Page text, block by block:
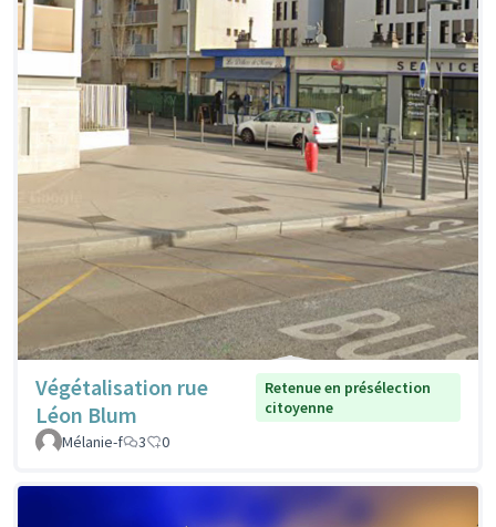
Végétalisation rue
Léon Blum
Retenue en présélection
citoyenne
Mélanie-f
3 0